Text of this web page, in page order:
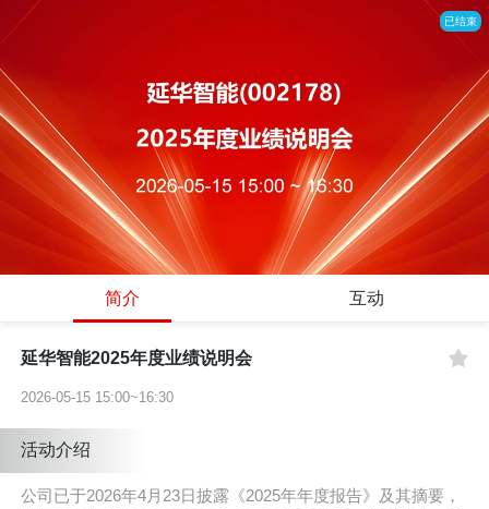
已结束
简介 互动
延华智能2025年度业绩说明会
2026-05-15 15:00~16:30
活动介绍
公司已于2026年4月23日披露《2025年年度报告》及其摘要，